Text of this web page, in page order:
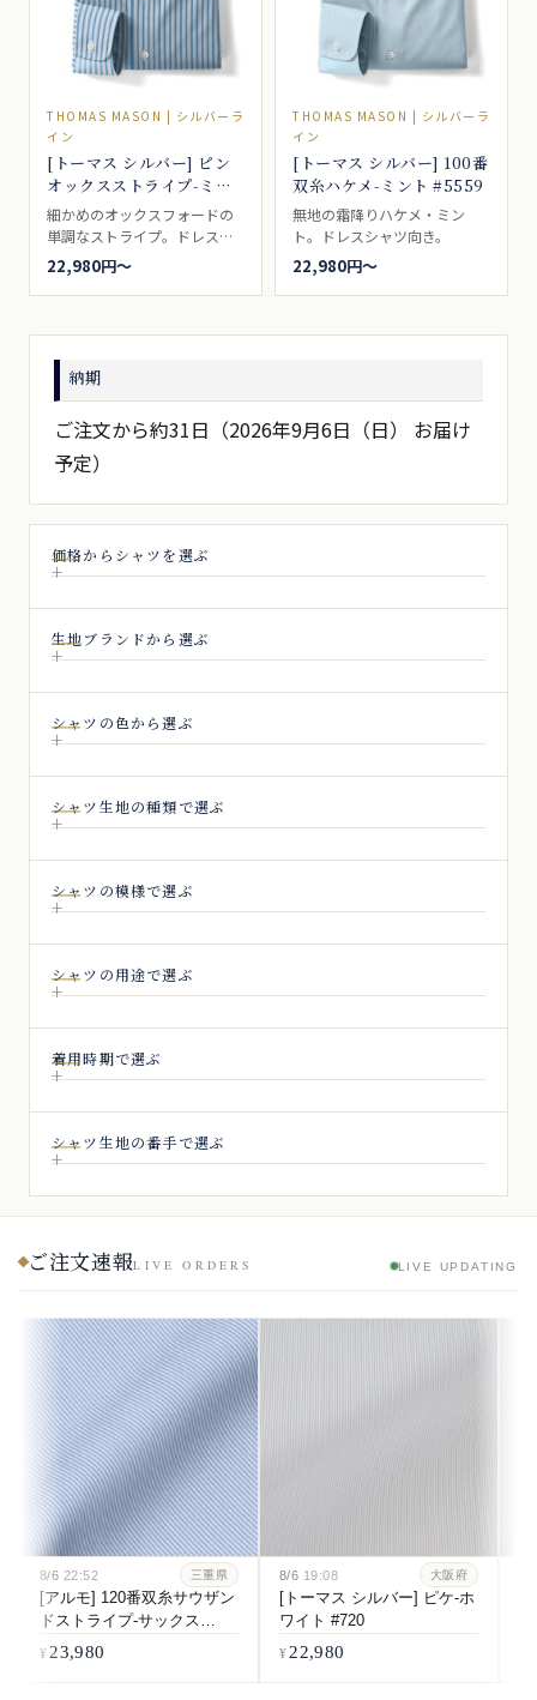
THOMAS MASON | シルバーラ
イン
[トーマス シルバー] ピン
オックスストライプ-ミン
ト #6190
細かめのオックスフォードの
単調なストライプ。ドレスシ
ャツ向き。
22,980円〜
THOMAS MASON | シルバーラ
イン
[トーマス シルバー] 100番
双糸ハケメ-ミント #5559
無地の霜降りハケメ・ミン
ト。ドレスシャツ向き。
22,980円〜
納期
ご注文から約31日（2026年9月6日（日） お届け
予定）
価格からシャツを選ぶ
生地ブランドから選ぶ
シャツの色から選ぶ
シャツ生地の種類で選ぶ
シャツの模様で選ぶ
シャツの用途で選ぶ
着用時期で選ぶ
シャツ生地の番手で選ぶ
ご注文速報LIVE ORDERS LIVE UPDATING
8/6 22:52 三重県
[アルモ] 120番双糸サウザン
ドストライプ-サックス
#6084
23,980
8/6 19:08 大阪府
[トーマス シルバー] ピケ-ホ
ワイト #720
22,980